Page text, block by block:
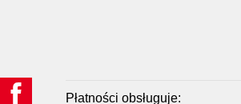
Płatności obsługuje: